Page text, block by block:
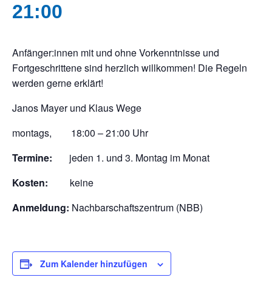
21:00
Anfänger:innen mit und ohne Vorkenntnisse und
Fortgeschrittene sind herzlich willkommen! Die Regeln
werden gerne erklärt!
Janos Mayer und Klaus Wege
montags, 18:00 – 21:00 Uhr
Termine: jeden 1. und 3. Montag im Monat
Kosten: keine
Anmeldung: Nachbarschaftszentrum (NBB)
Zum Kalender hinzufügen